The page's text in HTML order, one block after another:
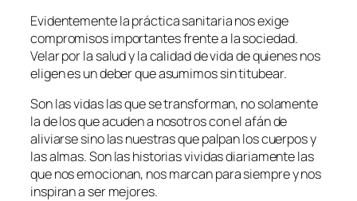
Evidentemente la práctica sanitaria nos exige
compromisos importantes frente a la sociedad.
Velar por la salud y la calidad de vida de quienes nos
eligen es un deber que asumimos sin titubear.
Son las vidas las que se transforman, no solamente
la de los que acuden a nosotros con el afán de
aliviarse sino las nuestras que palpan los cuerpos y
las almas. Son las historias vividas diariamente las
que nos emocionan, nos marcan para siempre y nos
inspiran a ser mejores.